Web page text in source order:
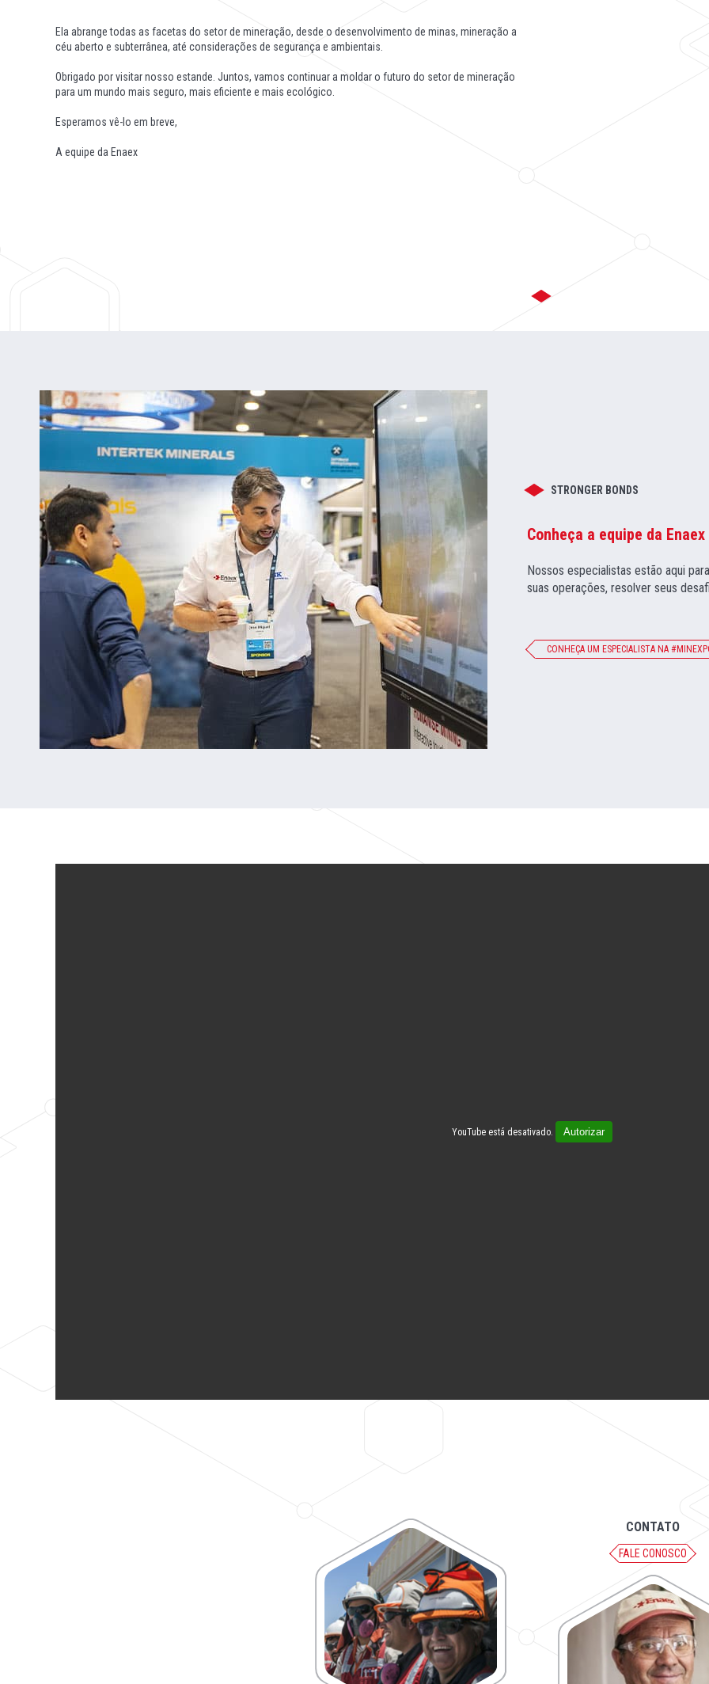
Ela abrange todas as facetas do setor de mineração, desde o desenvolvimento de minas, mineração a
céu aberto e subterrânea, até considerações de segurança e ambientais.
Obrigado por visitar nosso estande. Juntos, vamos continuar a moldar o futuro do setor de mineração
para um mundo mais seguro, mais eficiente e mais ecológico.
Esperamos vê-lo em breve,
A equipe da Enaex
STRONGER BONDS
Conheça a equipe da Enaex
Nossos especialistas estão aqui
suas operações, resolver seus
CONHEÇA UM ESPECIALISTA NA
YouTube está desativado. Autorizar
CONTATO
FALE CONOSCO